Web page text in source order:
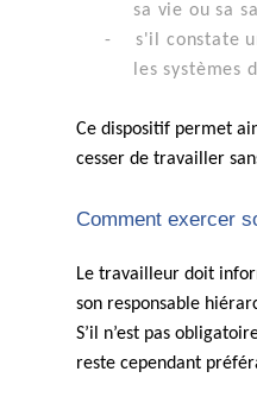
sa vie ou sa
-
s'il constate
les systèmes
Ce dispositif permet
cesser de travailler
Comment exercer
Le travailleur doit
son responsable
S’il n’est pas
reste cependant